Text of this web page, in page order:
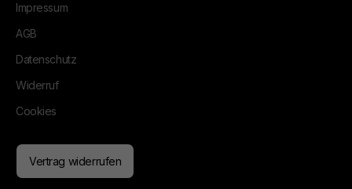
Impressum
AGB
Datenschutz
Widerruf
Cookies
Vertrag widerrufen